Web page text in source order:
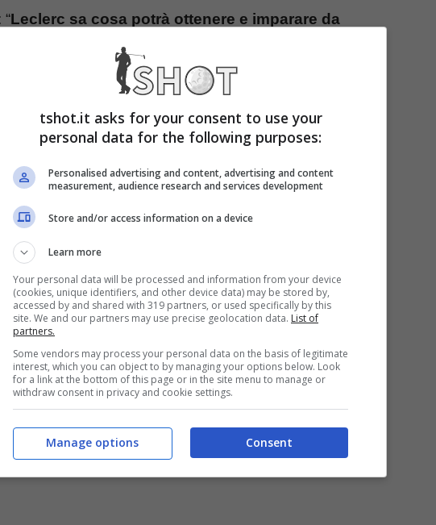
Leclerc sa cosa potrà ottenere e imparare da
più che altro come un’opportunità”.
tshot.it asks for your consent to use your
personal data for the following purposes:
Personalised advertising and content, advertising and content
measurement, audience research and services development
Store and/or access information on a device
Learn more
Your personal data will be processed and information from your device
(cookies, unique identifiers, and other device data) may be stored by,
accessed by and shared with 319 partners, or used specifically by this
site. We and our partners may use precise geolocation data. List of
partners.
Some vendors may process your personal data on the basis of legitimate
interest, which you can object to by managing your options below. Look
for a link at the bottom of this page or in the site menu to manage or
withdraw consent in privacy and cookie settings.
Consent
Manage options